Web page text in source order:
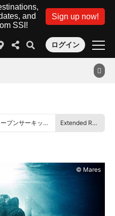
and
SSI!
Sign up now!
ログイン
オープンサーキット・ダイビング Extended Range Trimix
© Mares